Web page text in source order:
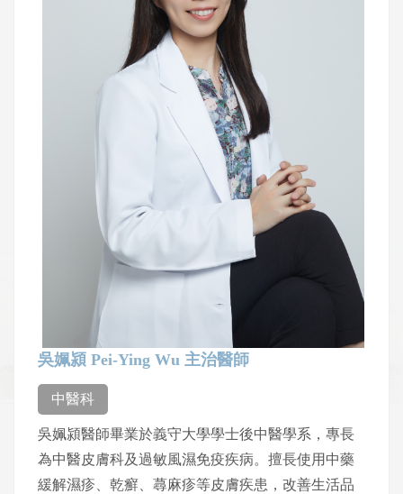
吳姵潁 Pei-Ying Wu 主治醫師
中醫科
吳姵潁醫師畢業於義守大學學士後中醫學系，專長
為中醫皮膚科及過敏風濕免疫疾病。擅長使用中藥
緩解濕疹、乾癬、蕁麻疹等皮膚疾患，改善生活品